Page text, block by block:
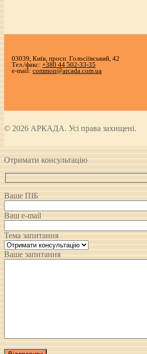
03039, Київ, просп. Голосіївський, 42
Тел./факс: +380 44 502-33-35
e-mail: common@arcada.com.ua
© 2026 АРКАДА. Усі права захищені.
Отримати консультацію
Ваше ПІБ
Ваш e-mail
Тема запитання
Ваше запитання